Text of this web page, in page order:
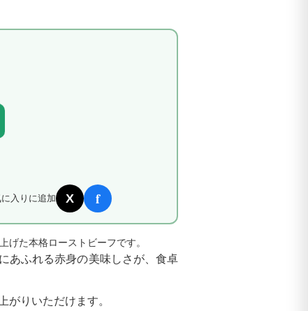
入りに追加 X f
げた本格ローストビーフです。
あふれる赤身の美味しさが、食卓
がりいただけます。